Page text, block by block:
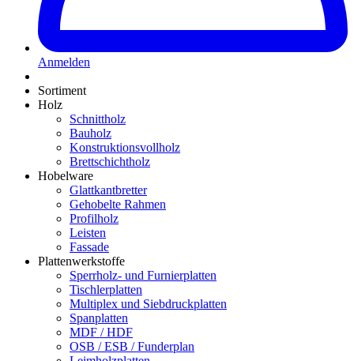
Anmelden
Sortiment
Holz
Schnittholz
Bauholz
Konstruktionsvollholz
Brettschichtholz
Hobelware
Glattkantbretter
Gehobelte Rahmen
Profilholz
Leisten
Fassade
Plattenwerkstoffe
Sperrholz- und Furnierplatten
Tischlerplatten
Multiplex und Siebdruckplatten
Spanplatten
MDF / HDF
OSB / ESB / Funderplan